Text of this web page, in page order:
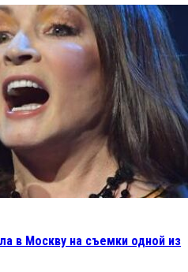
в Москву на съемки одной из